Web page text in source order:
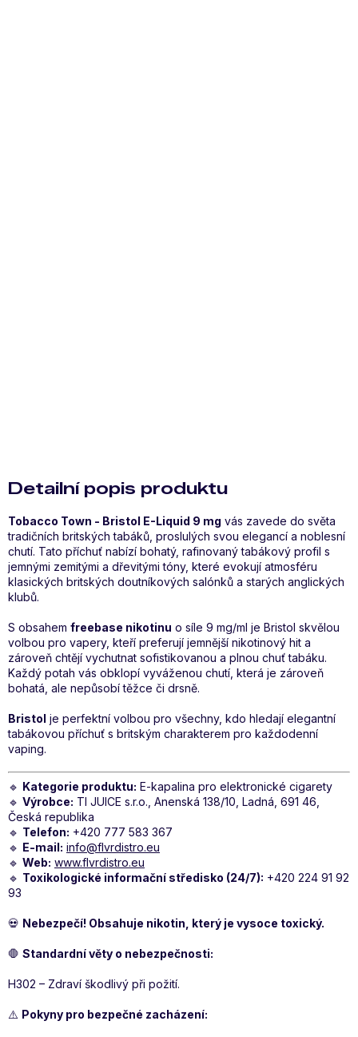
Detailní popis produktu
Tobacco Town - Bristol E-Liquid 9 mg vás zavede do světa
tradičních britských tabáků, proslulých svou elegancí a noblesní
chutí. Tato příchuť nabízí bohatý, rafinovaný tabákový profil s
jemnými zemitými a dřevitými tóny, které evokují atmosféru
klasických britských doutníkových salónků a starých anglických
klubů.
S obsahem freebase nikotinu o síle 9 mg/ml je Bristol skvělou
volbou pro vapery, kteří preferují jemnější nikotinový hit a
zároveň chtějí vychutnat sofistikovanou a plnou chuť tabáku.
Každý potah vás obklopí vyváženou chutí, která je zároveň
bohatá, ale nepůsobí těžce či drsně.
Bristol je perfektní volbou pro všechny, kdo hledají elegantní
tabákovou příchuť s britským charakterem pro každodenní
vaping.
🔹 Kategorie produktu: E-kapalina pro elektronické cigarety
🔹 Výrobce: TI JUICE s.r.o., Anenská 138/10, Ladná, 691 46,
Česká republika
🔹 Telefon: +420 777 583 367
🔹 E-mail: info@flvrdistro.eu
🔹 Web: www.flvrdistro.eu
🔹 Toxikologické informační středisko (24/7): +420 224 91 92
93
💀 Nebezpečí! Obsahuje nikotin, který je vysoce toxický.
🛑 Standardní věty o nebezpečnosti:
H302 – Zdraví škodlivý při požití.
⚠️ Pokyny pro bezpečné zacházení: